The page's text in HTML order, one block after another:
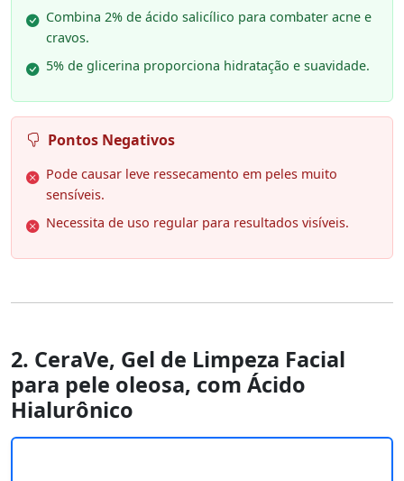
Combina 2% de ácido salicílico para combater acne e
cravos.
5% de glicerina proporciona hidratação e suavidade.
Pontos Negativos
Pode causar leve ressecamento em peles muito
sensíveis.
Necessita de uso regular para resultados visíveis.
2. CeraVe, Gel de Limpeza Facial
para pele oleosa, com Ácido
Hialurônico